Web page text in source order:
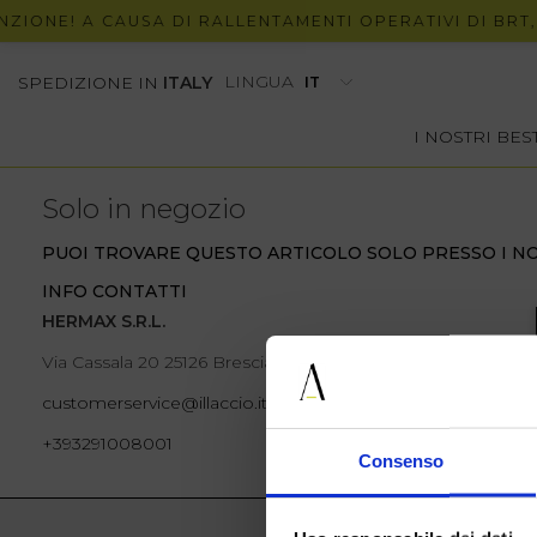
Consenso
A CAUSA DI RALLENTAMENTI OPERATIVI DI
SPEDIZIONE IN ITALY LINGUA
I NOSTRI
Solo in negozio
PUOI TROVARE QUESTO ARTICOLO SOLO PRESSO I
INFO CONTATTI
HERMAX S.R.L.
Via Cassala 20 25126 Brescia
customerservice@illaccio.it
+393291008001